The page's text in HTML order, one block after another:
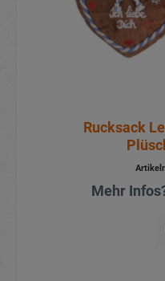
Rucksack
Mehr